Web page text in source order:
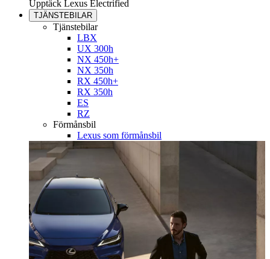
Upptäck Lexus Electrified
TJÄNSTEBILAR
Tjänstebilar
LBX
UX 300h
NX 450h+
NX 350h
RX 450h+
RX 350h
ES
RZ
Förmånsbil
Lexus som förmånsbil